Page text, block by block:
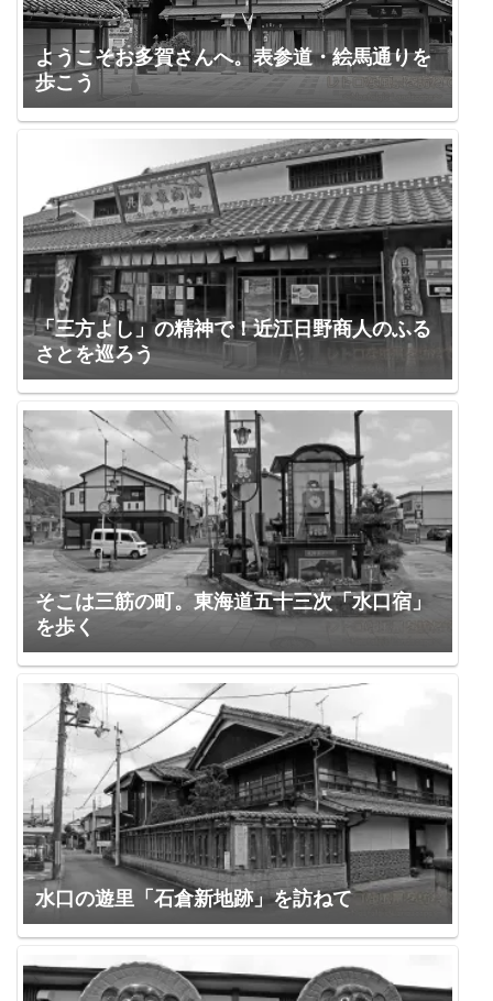
ようこそお多賀さんへ。表参道・絵馬通りを
歩こう
「三方よし」の精神で！近江日野商人のふる
さとを巡ろう
そこは三筋の町。東海道五十三次「水口宿」
を歩く
水口の遊里「石倉新地跡」を訪ねて